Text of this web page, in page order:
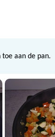
aan de pan.